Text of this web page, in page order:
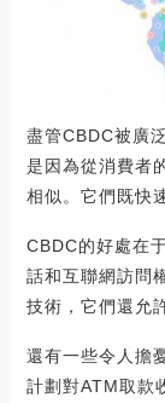
盡管CBDC被廣
是因為從消費者
相似。它們既快
CBDC的好處在
話和互聯網訪問
技術，它們還允
還有一些令人擔
計劃對ATM取款